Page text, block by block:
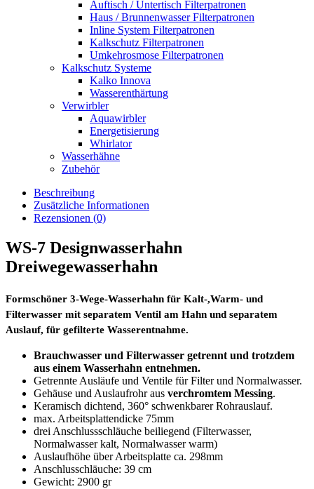
Auftisch / Untertisch Filterpatronen
Haus / Brunnenwasser Filterpatronen
Inline System Filterpatronen
Kalkschutz Filterpatronen
Umkehrosmose Filterpatronen
Kalkschutz Systeme
Kalko Innova
Wasserenthärtung
Verwirbler
Aquawirbler
Energetisierung
Whirlator
Wasserhähne
Zubehör
Beschreibung
Zusätzliche Informationen
Rezensionen (0)
WS-7 Designwasserhahn
Dreiwegewasserhahn
Formschöner 3-Wege-Wasserhahn für Kalt-,Warm- und
Filterwasser mit separatem Ventil am Hahn und separatem
Auslauf, für gefilterte Wasserentnahme.
Brauchwasser und Filterwasser getrennt und trotzdem
aus einem Wasserhahn entnehmen.
Getrennte Ausläufe und Ventile für Filter und Normalwasser.
Gehäuse und Auslaufrohr aus verchromtem Messing.
Keramisch dichtend, 360° schwenkbarer Rohrauslauf.
max. Arbeitsplattendicke 75mm
drei Anschlussschläuche beiliegend (Filterwasser,
Normalwasser kalt, Normalwasser warm)
Auslaufhöhe über Arbeitsplatte ca. 298mm
Anschlusschläuche: 39 cm
Gewicht: 2900 gr